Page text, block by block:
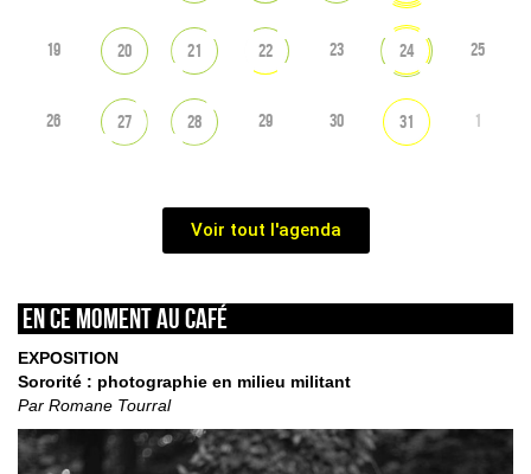
19 20 21 22 23 24 25
26 27 28 29 30 31 1
Voir tout l'agenda
En ce moment au café
EXPOSITION
Sororité : photographie en milieu militant
Par Romane Tourral